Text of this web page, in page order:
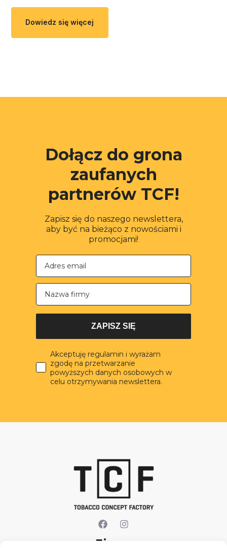
Dowiedz się więcej
Dołącz do grona
zaufanych
partnerów TCF!
Zapisz się do naszego newslettera,
aby być na bieżąco z nowościami i
promocjami!
Nazwa firmy
ZAPISZ SIĘ
Akceptuję regulamin i wyrażam
zgodę na przetwarzanie
powyższych danych osobowych w
celu otrzymywania newslettera.
Firma